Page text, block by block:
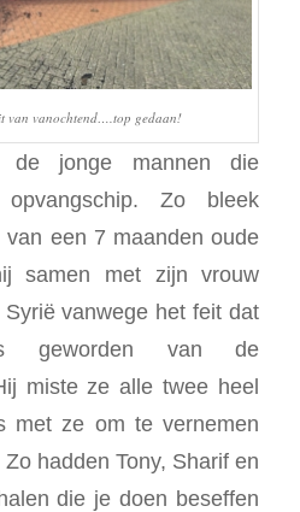
van vanochtend….top gedaan!
de jonge mannen die
Zo bleek
een 7 maanden oude
samen met zijn vrouw
vanwege het feit dat
geworden van de
miste ze alle twee heel
met ze om te vernemen
hadden Tony, Sharif en
die je doen beseffen